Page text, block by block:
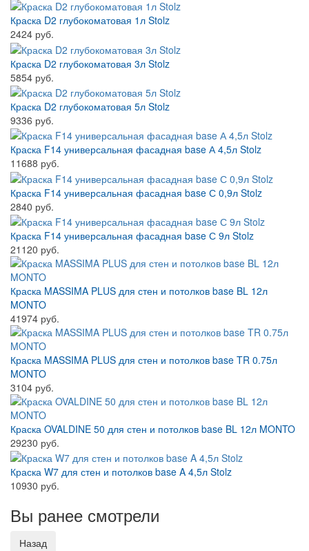
Краска D2 глубокоматовая 1л Stolz
2424 руб.
Краска D2 глубокоматовая 3л Stolz
5854 руб.
Краска D2 глубокоматовая 5л Stolz
9336 руб.
Краска F14 универсальная фасадная base А 4,5л Stolz
11688 руб.
Краска F14 универсальная фасадная base С 0,9л Stolz
2840 руб.
Краска F14 универсальная фасадная base С 9л Stolz
21120 руб.
Краска MASSIMA PLUS для стен и потолков base BL 12л
MONTO
41974 руб.
Краска MASSIMA PLUS для стен и потолков base TR 0.75л
MONTO
3104 руб.
Краска OVALDINE 50 для стен и потолков base BL 12л MONTO
29230 руб.
Краска W7 для стен и потолков base A 4,5л Stolz
10930 руб.
Вы ранее смотрели